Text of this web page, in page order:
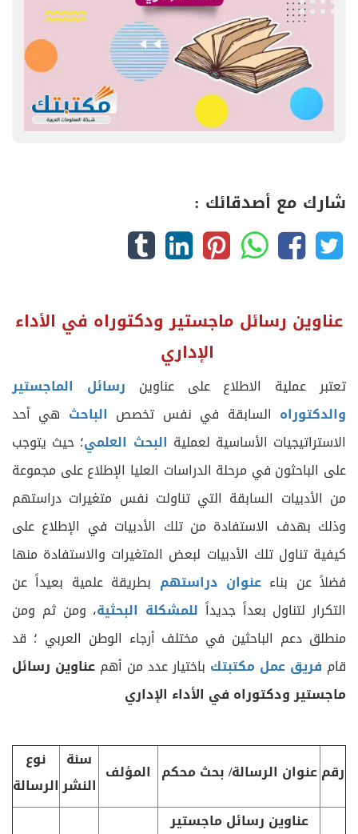
شارك مع أصدقائك :
عناوين رسائل ماجستير ودكتوراه في الأداء
الإداري
تعتبر عملية الاطلاع على عناوين رسائل الماجستير
والدكتوراه السابقة في نفس تخصص الباحث هي أحد
الاستراتيجيات الأساسية لعملية البحث العلمي؛ حيث يتوجب
على الباحثون في مرحلة الدراسات العليا الإطلاع على مجموعة
من الأدبيات السابقة التي تناولت نفس متغيرات دراستهم
وذلك بهدف الاستفادة من تلك الأدبيات في الإطلاع على
كيفية تناول تلك الأدبيات لبعض المتغيرات والاستفادة منها
فضلاً عن بناءعنوان دراستهم بطريقة علمية بعيداً عن
التكرار لتناول بعداً جديداً للمشكلة البحثية، ومن ثم ومن
منطلق دعم الباحثين في مختلف أرجاء الوطن العربي ؛ قد
قام فريق عمل مكتبتك باختيار عدد من أهم عناوين رسائل
ماجستير ودكتوراه في الأداء الإداري
رقم عنوان الرسالة/ بحث محكم المؤلف
سنة
النشر
نوع
الرسالة
عناوين رسائل ماجستير